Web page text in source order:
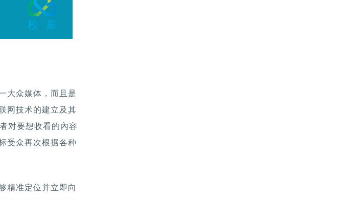
大众媒体，而且是
网技术的建立及其
对要想收看的內容
受众再次根据各种
精准定位并立即向